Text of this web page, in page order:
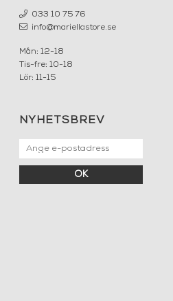
033 10 75 76
info@mariellastore.se
Mån: 12-18
Tis-fre: 10-18
Lör: 11-15
NYHETSBREV
OK